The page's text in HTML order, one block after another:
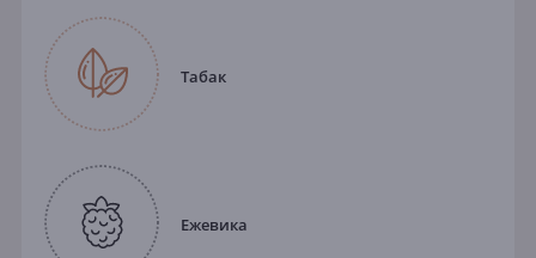
Табак
Ежевика